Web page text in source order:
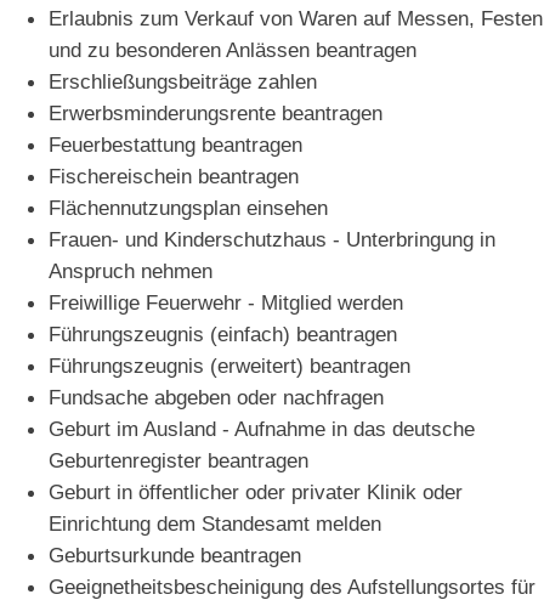
Erlaubnis zum Verkauf von Waren auf Messen, Festen
und zu besonderen Anlässen beantragen
Erschließungsbeiträge zahlen
Erwerbsminderungsrente beantragen
Feuerbestattung beantragen
Fischereischein beantragen
Flächennutzungsplan einsehen
Frauen- und Kinderschutzhaus - Unterbringung in
Anspruch nehmen
Freiwillige Feuerwehr - Mitglied werden
Führungszeugnis (einfach) beantragen
Führungszeugnis (erweitert) beantragen
Fundsache abgeben oder nachfragen
Geburt im Ausland - Aufnahme in das deutsche
Geburtenregister beantragen
Geburt in öffentlicher oder privater Klinik oder
Einrichtung dem Standesamt melden
Geburtsurkunde beantragen
Geeignetheitsbescheinigung des Aufstellungsortes für